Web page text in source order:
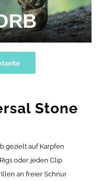
Stone
gezielt auf Karpfen
oder jeden Clip
an freier Schnur